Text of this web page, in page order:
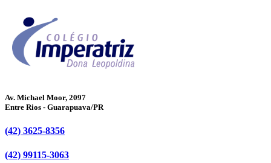
Av. Michael Moor, 2097
Entre Rios - Guarapuava/PR
(42) 3625-8356
(42) 99115-3063